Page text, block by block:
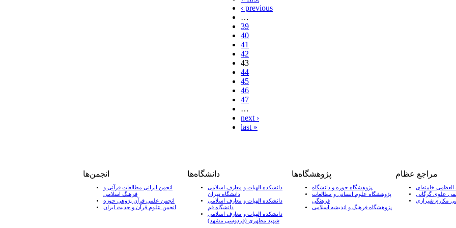
‹ previous
…
39
40
41
42
43
44
45
46
47
…
next ›
last »
انجمن‌ها
انجمن ایرانی مطالعات قرآنی و
فرهنگ اسلامی
انجمن علمي قرآن پژوهي حوزه
انجمن علوم قرآن و حدیث ایران
دانشگاه‌ها
دانشکده الهیات و معارف اسلامی
دانشگاه تهران
دانشکده الهیات و معارف اسلامی
دانشگاه قم
دانشکده الهیات و معارف اسلامی
شهید مطهری (فردوسی مشهد)
پژوهشگاه‌ها
پژوهشگاه حوزه و دانشگاه
پژوهشگاه علوم انسانی و مطالعات
فرهنگی
پژوهشگاه فرهنگ و اندیشه اسلامی
مراجع عظام
العظمی خامنه‌ای
علوی گرگانی
مکارم شیرازی